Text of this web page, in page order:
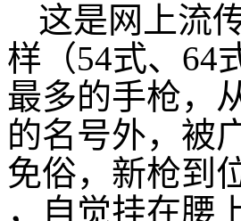
这是网上流
样（54式、64
最多的手枪，
的名号外，被
免俗，新枪到
，自觉挂在腰